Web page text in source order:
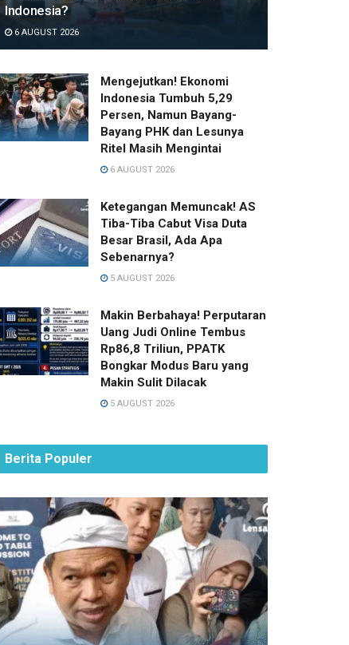
Indonesia?
6 AUGUST 2026
Mengejutkan! Ekonomi
Indonesia Tumbuh 5,29
Persen, Namun Bayang-
Bayang PHK dan Lesunya
Ritel Masih Mengintai
6 AUGUST 2026
Ketegangan Memuncak! AS
Tiba-Tiba Cabut Visa Duta
Besar Brasil, Ada Apa
Sebenarnya?
5 AUGUST 2026
Makin Berbahaya! Perputaran
Uang Judi Online Tembus
Rp86,8 Triliun, PPATK
Bongkar Modus Baru yang
Makin Sulit Dilacak
5 AUGUST 2026
Berita Populer